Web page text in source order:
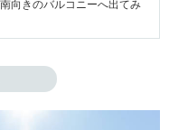
向きのバルコニーへ出てみ